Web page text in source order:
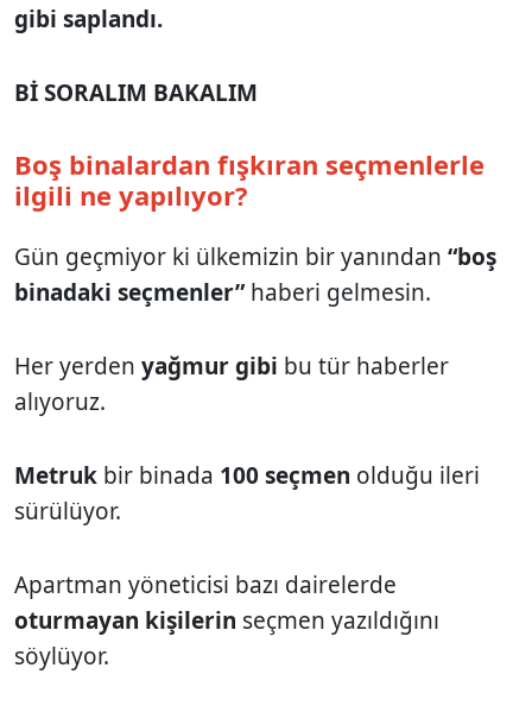
gibi saplandı.
Bİ SORALIM BAKALIM
Boş binalardan fışkıran seçmenlerle
ilgili ne yapılıyor?
Gün geçmiyor ki ülkemizin bir yanından “boş
binadaki seçmenler”haberi gelmesin.
Her yerden yağmur gibi bu tür haberler
alıyoruz.
Metruk bir binada 100 seçmen olduğu ileri
sürülüyor.
Apartman yöneticisi bazı dairelerde
oturmayan kişilerin seçmen yazıldığını
söylüyor.